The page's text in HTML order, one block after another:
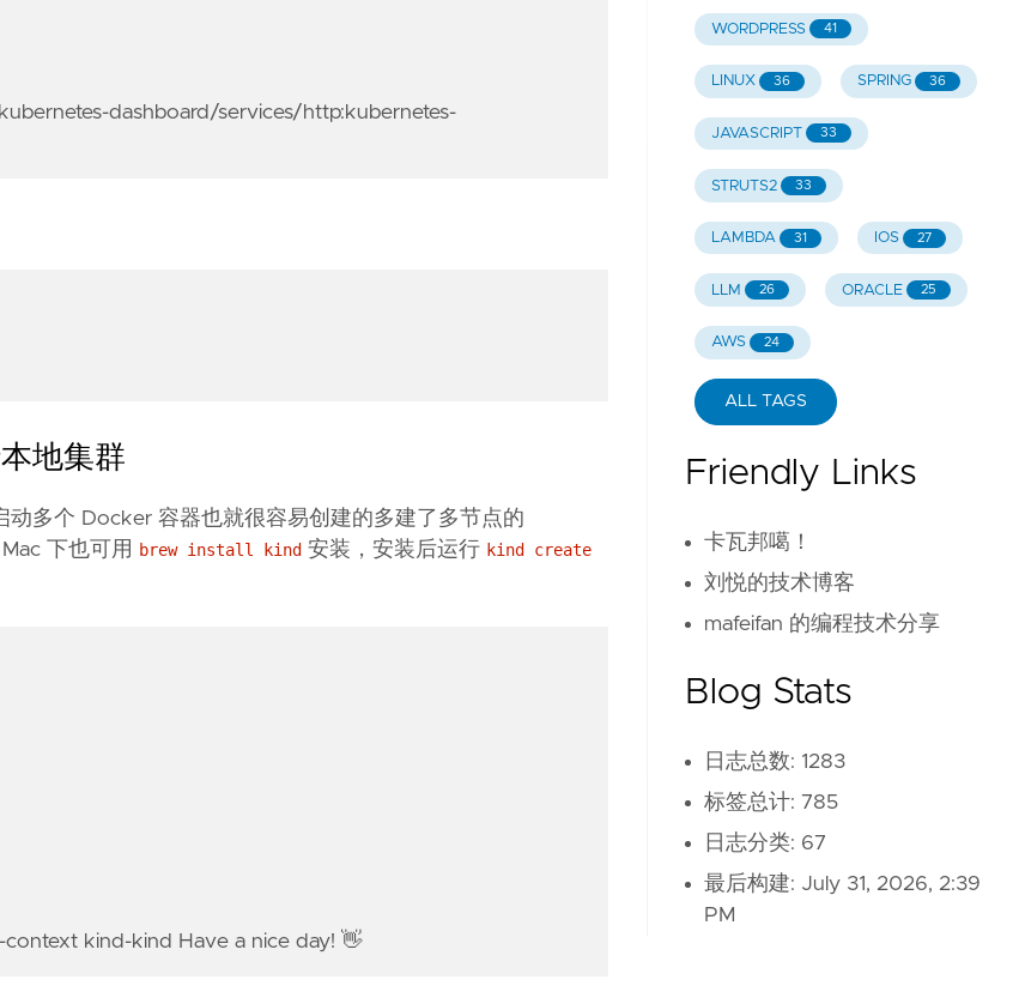
dashboard/services/http:kubernetes-
地集群
多个 Docker 容器也就很容易创建的多建了多节点的
下也可用
brew install kind 安装，安装后运行 kind create
kind-kind Have a nice day! 👋
WORDPRESS 41
LINUX 36 SPRING 36
JAVASCRIPT 33
STRUTS2 33
LAMBDA 31 IOS 27
LLM 26 ORACLE 25
AWS 24
ALL TAGS
Friendly Links
卡瓦邦噶！
刘悦的技术博客
mafeifan 的编程技术分享
Blog Stats
日志总数: 1283
标签总计: 785
日志分类: 67
最后构建: July 31, 2026, 2:39
PM